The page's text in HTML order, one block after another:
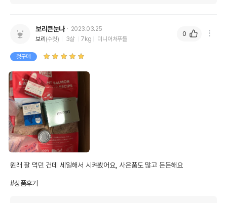
보리큰눈나
2023.03.25
보리(수컷) 3살 7kg 미니어처푸들
첫구매
원래 잘 먹던 건데 세일해서 시켜봤어요, 사은품도 많고 든든해요
#상품후기
0